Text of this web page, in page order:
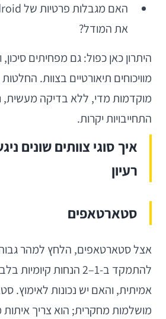
את המודל?
היתרון כאן כפול: גם מפחיתים
מוויכוחים תיאורטיים בצוות.
מוקדמות מדי, ללא בדיקה מעשית,
התחייבויות יקרות.
איך סוגי צוותים שונים
רעיון
סטארטאפים
אצל סטארטאפים, הלחץ למהר
להתמקד ב-1–2 הנחות
אמיתית, והאם יש נכונות לאימוץ.
מושלמות מחקרית; הוא צריך